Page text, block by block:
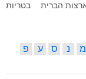
הברית בטריות
מ נ ס ע
פ